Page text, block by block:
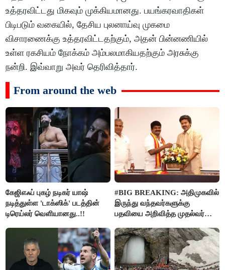
உத்தரவிட்டது மிகவும் முக்கியமானது. பயங்கரவாதிகள்
பிடிபடும் வகையில், தேசிய புலனாய்வு முகமை
விசாரணைக்கு உத்தரவிட்டதற்கும், அதன் பின்னணியில்
உள்ள ரகசியம் நோக்கம் அம்பலமாகியதற்கும் அரசுக்கு
நன்றி. இவ்வாறு அவர் தெரிவித்தார்.
From around the web
கேஜிஎஃப் புகழ் நடிகர் யாஷ்
நடித்துள்ள 'டாக்‌ஸிக்' படத்தின்
டிரெய்லர் வெளியானது..!!
#BIG BREAKING: அதிமுகவில்
இருந்து வந்தவர்களுக்கு
பதவியை அறிவித்த முதல்வர்